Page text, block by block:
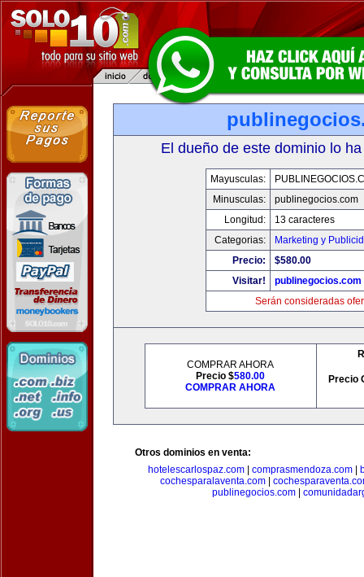
El dueño de este dominio lo
Mayusculas:
Minusculas:
publinegocios.com
Longitud:
13 caracteres
Categorias:
Marketing y
Precio:
$580.00
Visitar!
publinegocios.com
Serán consideradas
COMPRAR AHORA
Precio $580.00
COMPRAR AHORA
Precio
Otros dominios en venta:
hotelescarlospaz.com| comprasmendoza.com|
cochesparalaventa.com
publinegocios.com|